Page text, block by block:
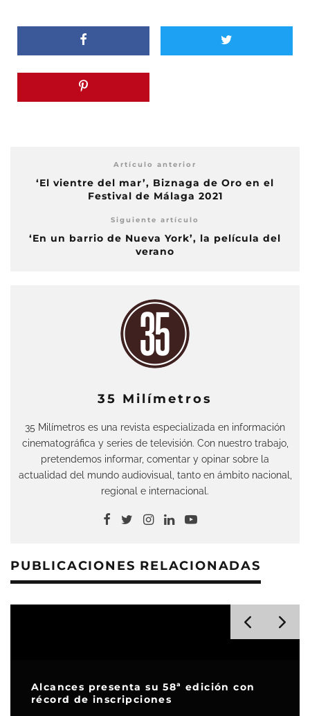
Artículo anterior
‘El vientre del mar’, Biznaga de Oro en el
Festival de Málaga 2021
Siguiente artículo
‘En un barrio de Nueva York’, la película del
verano
35 Milímetros
35 Milímetros es una revista especializada en información
cinematográfica y series de televisión. Con nuestro trabajo,
pretendemos informar, comentar y opinar sobre la
actualidad del mundo audiovisual, tanto en ámbito nacional,
regional e internacional.
PUBLICACIONES RELACIONADAS
Alcances presenta su 58ª edición con
récord de inscripciones